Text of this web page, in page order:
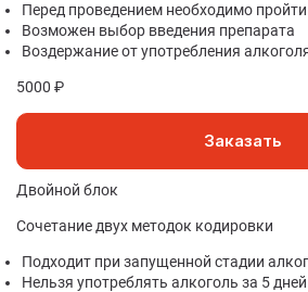
Перед проведением необходимо
Возможен выбор введения препарата
Воздержание от употребления
5000 ₽
Заказать
Двойной блок
Сочетание двух методок кодировки
Подходит при запущенной стадии
Нельзя употреблять алкоголь за 5